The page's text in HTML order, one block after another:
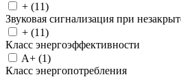
+ (11)
Звуковая сигнализация при
+ (11)
Класс энергоэффективности
A+ (1)
Класс энергопотребления